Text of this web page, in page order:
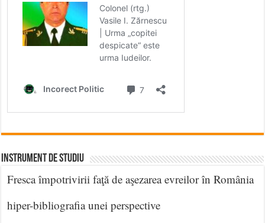
INSTRUMENT DE STUDIU
Fresca împotrivirii faţă de aşezarea evreilor în România
hiper-bibliografia unei perspective